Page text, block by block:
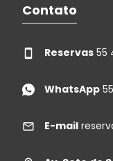
Contato
Reservas 55
WhatsApp
E-mail